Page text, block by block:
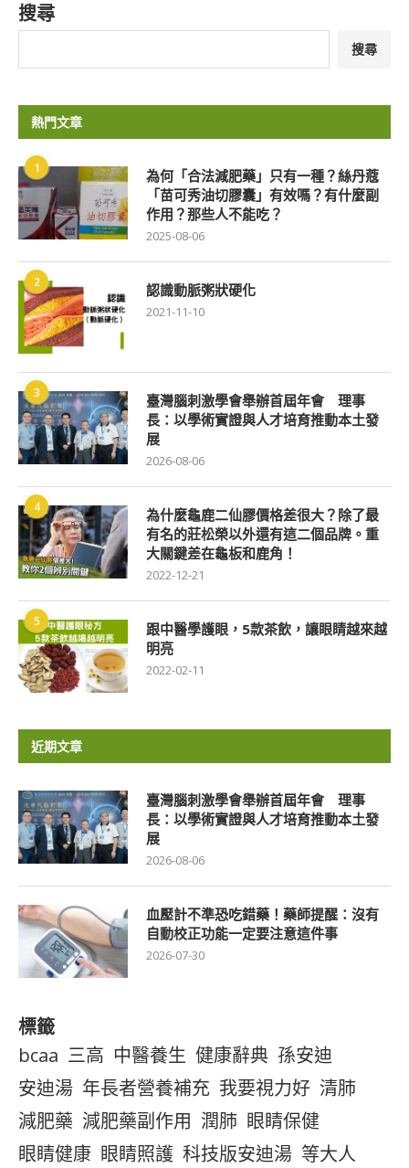
搜尋
搜尋
熱門文章
1
為何「合法減肥藥」只有一種？絲丹蔻
「苗可秀油切膠囊」有效嗎？有什麼副
作用？那些人不能吃？
2025-08-06
2 認識動脈粥狀硬化
2021-11-10
3
臺灣腦刺激學會舉辦首屆年會 理事
長：以學術實證與人才培育推動本土發
展
2026-08-06
4
為什麼龜鹿二仙膠價格差很大？除了最
有名的莊松榮以外還有這二個品牌。重
大關鍵差在龜板和鹿角！
2022-12-21
5
跟中醫學護眼，5款茶飲，讓眼睛越來越
明亮
2022-02-11
近期文章
臺灣腦刺激學會舉辦首屆年會 理事
長：以學術實證與人才培育推動本土發
展
2026-08-06
血壓計不準恐吃錯藥！藥師提醒：沒有
自動校正功能一定要注意這件事
2026-07-30
標籤
bcaa 三高 中醫養生 健康辭典 孫安迪
安迪湯 年長者營養補充 我要視力好 清肺
減肥藥 減肥藥副作用 潤肺 眼睛保健
眼睛健康 眼睛照護 科技版安迪湯 等大人